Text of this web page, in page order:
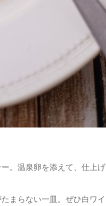
。温泉卵を添えて、仕上げ
まらない一皿。ぜひ白ワイ